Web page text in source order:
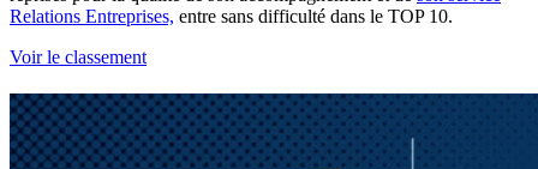
Relations Entreprises, entre sans difficulté dans le TOP 10.
Voir le classement